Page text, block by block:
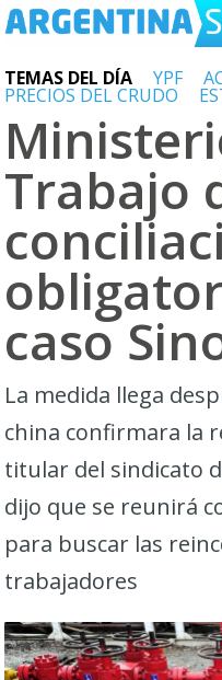
TEMAS DEL DÍA YPF
PRECIOS DEL CRUDO
Trabajo
caso
La medida llega
china confirmara la
titular del sindicato
dijo que se reunirá
para buscar las
trabajadores